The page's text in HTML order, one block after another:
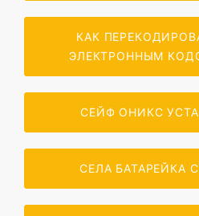
КАК
ЭЛЕКТРОННЫМ
СЕЙФ ОНИКС
СЕЛА БАТАРЕЙКА